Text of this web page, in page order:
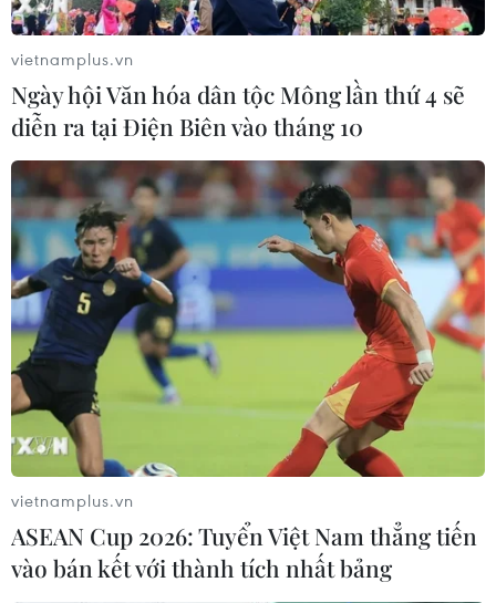
vietnamplus.vn
Ngày hội Văn hóa dân tộc Mông lần thứ 4 sẽ
diễn ra tại Điện Biên vào tháng 10
vietnamplus.vn
ASEAN Cup 2026: Tuyển Việt Nam thẳng tiến
vào bán kết với thành tích nhất bảng